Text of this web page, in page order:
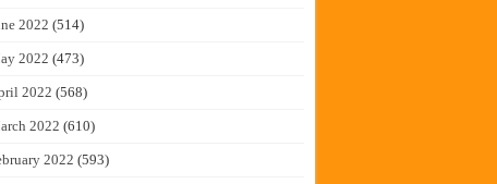
2022 (514)
2022 (473)
2022 (568)
2022 (610)
2022 (593)